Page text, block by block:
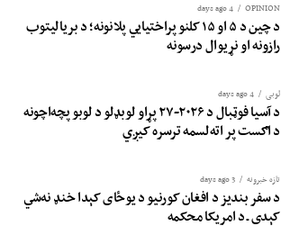
OPINION
4 days ago
د چین د ۵ او ۱۵ کلنو پراختیايي پلانونه؛ د بريالیتوب
رازونه او نړيوال درسونه
لوبی 4 days ago
د آسیا فوټبال د ۲۰۲۶-۲۷ پړاو لوبډلو د لوبو پچه‌اچونه
د اګست پر اته‌لسمه ترسره کیږي
تازه خبرونه 3 days ago
د سفر بندیز د افغان کورنیو د یوځای کېدا خنډ نه‌شي
کېدی ـ د امریکا محکمه